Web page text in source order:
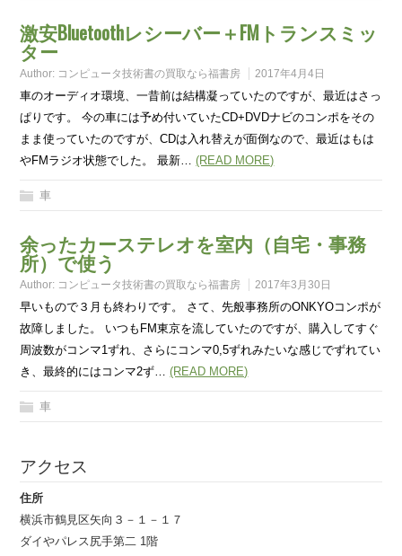
激安Bluetoothレシーバー＋FMトランスミッ
ター
Author: コンピュータ技術書の買取なら福書房 2017年4月4日
車のオーディオ環境、一昔前は結構凝っていたのですが、最近はさっ
ぱりです。 今の車には予め付いていたCD+DVDナビのコンポをその
まま使っていたのですが、CDは入れ替えが面倒なので、最近はもは
やFMラジオ状態でした。 最新…(READ MORE)
車
余ったカーステレオを室内（自宅・事務
所）で使う
Author: コンピュータ技術書の買取なら福書房 2017年3月30日
早いもので３月も終わりです。 さて、先般事務所のONKYOコンポが
故障しました。 いつもFM東京を流していたのですが、購入してすぐ
周波数がコンマ1ずれ、さらにコンマ0,5ずれみたいな感じでずれてい
き、最終的にはコンマ2ず…(READ MORE)
車
アクセス
住所
横浜市鶴見区矢向３－１－１７
ダイやパレス尻手第二 1階